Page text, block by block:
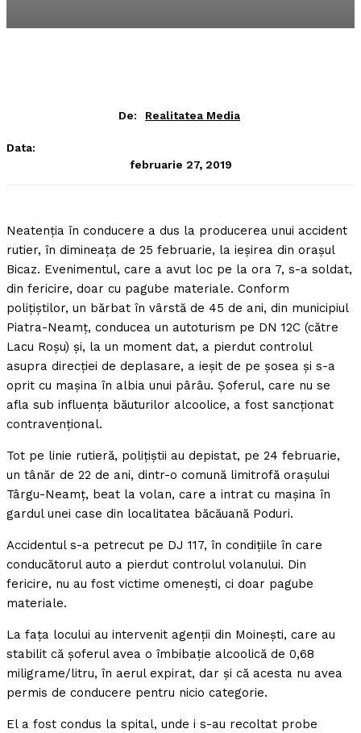
De: Realitatea Media
Data:
februarie 27, 2019
Neatenţia în conducere a dus la producerea unui accident
rutier, în dimineaţa de 25 februarie, la ieşirea din oraşul
Bicaz. Evenimentul, care a avut loc pe la ora 7, s-a soldat,
din fericire, doar cu pagube materiale. Conform
poliţiştilor, un bărbat în vârstă de 45 de ani, din municipiul
Piatra-Neamţ, conducea un autoturism pe DN 12C (către
Lacu Roşu) şi, la un moment dat, a pierdut controlul
asupra direcţiei de deplasare, a ieşit de pe şosea şi s-a
oprit cu maşina în albia unui pârâu. Şoferul, care nu se
afla sub influenţa băuturilor alcoolice, a fost sancţionat
contravenţional.
Tot pe linie rutieră, poliţiştii au depistat, pe 24 februarie,
un tânăr de 22 de ani, dintr-o comună limitrofă oraşului
Târgu-Neamţ, beat la volan, care a intrat cu maşina în
gardul unei case din localitatea băcăuană Poduri.
Accidentul s-a petrecut pe DJ 117, în condiţiile în care
conducătorul auto a pierdut controlul volanului. Din
fericire, nu au fost victime omeneşti, ci doar pagube
materiale.
La faţa locului au intervenit agenţii din Moineşti, care au
stabilit că şoferul avea o îmbibaţie alcoolică de 0,68
miligrame/litru, în aerul expirat, dar şi că acesta nu avea
permis de conducere pentru nicio categorie.
El a fost condus la spital, unde i s-au recoltat probe